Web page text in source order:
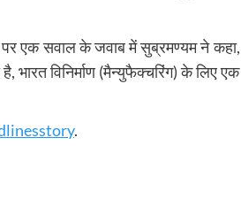
पर एक सवाल के जवाब में सुब्रमण्यम ने कहा,
भारत विनिर्माण (मैन्युफैक्चरिंग) के लिए एक
.